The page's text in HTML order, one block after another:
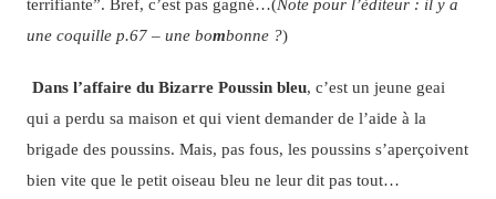
terrifiante”. Bref, c’est pas gagné…(Note pour l’éditeur : il y a
une coquille p.67 – une bombonne ?)
Dans l’affaire du Bizarre Poussin bleu, c’est un jeune geai
qui a perdu sa maison et qui vient demander de l’aide à la
brigade des poussins. Mais, pas fous, les poussins s’aperçoivent
bien vite que le petit oiseau bleu ne leur dit pas tout…